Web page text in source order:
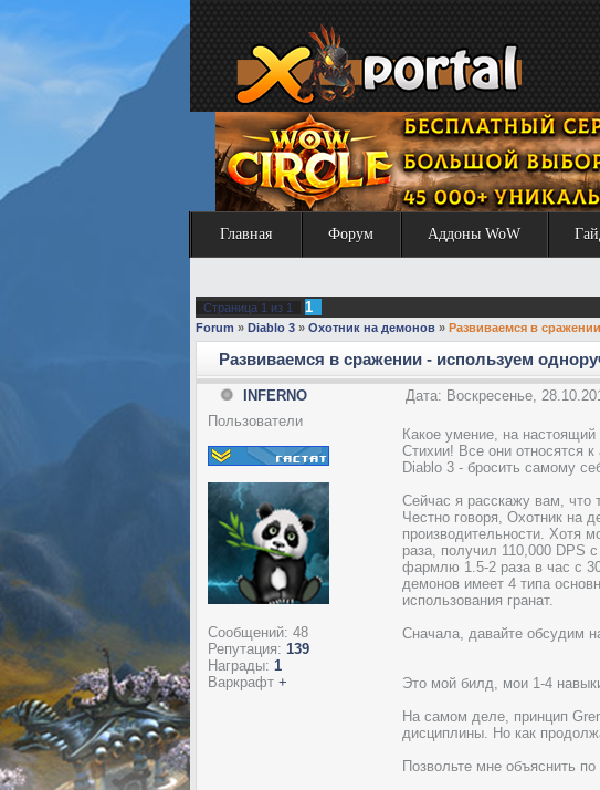
Главная Форум Аддоны WoW
Страница 1 из 1 1
Forum » Diablo 3 » Охотник на демонов » Развиваемся в
Развиваемся в сражении - используем
INFERNO Дата: Воскресенье,
Пользователи
Сообщений: 48
Репутация: 139
Награды: 1
Варкрафт +
Какое умение, на
Стихии! Все они относятся
Diablo 3 - бросить самому
Сейчас я расскажу вам, что
Честно говоря, Охотник на
производительности. Хотя
раза, получил 110,000 DPS
фармлю 1.5-2 раза в час с
демонов имеет 4 типа
использования гранат.
Сначала, давайте обсудим
Это мой билд, мои 1-4
На самом деле, принцип
дисциплины. Но как
Позвольте мне объяснить по